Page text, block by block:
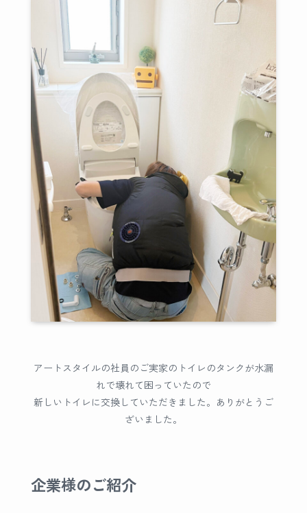
アートスタイルの社員のご実家のトイレのタンクが水漏
れで壊れて困っていたので
新しいトイレに交換していただきました。ありがとうご
ざいました。
企業様のご紹介